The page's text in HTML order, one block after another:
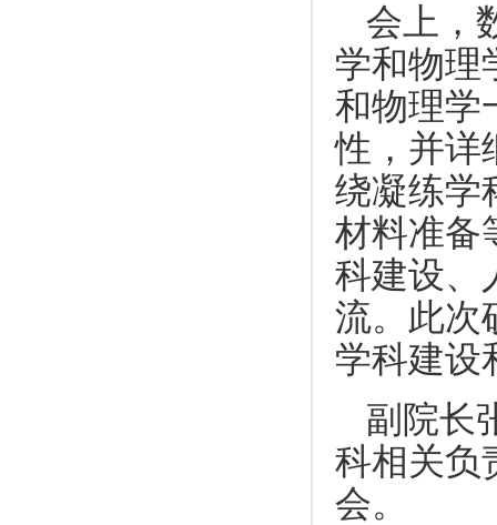
会上，
学和物理
和物理学
性，并详
绕凝练学
材料准备
科建设、
流。此次
学科建设
副院长
科相关负
会。